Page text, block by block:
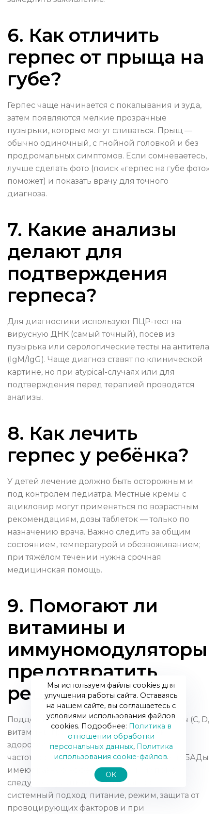
6. Как отличить
герпес от прыща на
губе?
Герпес чаще начинается с покалывания и зуда,
затем появляются мелкие прозрачные
пузырьки, которые могут сливаться. Прыщ —
обычно одиночный, с гнойной головкой и без
продромальных симптомов. Если сомневаетесь,
лучше сделать фото (поиск «герпес на губе фото»
поможет) и показать врачу для точного
диагноза.
7. Какие анализы
делают для
подтверждения
герпеса?
Для диагностики используют ПЦР-тест на
вирусную ДНК (самый точный), посев из
пузырька или серологические тесты на антитела
(IgM/IgG). Чаще диагноз ставят по клинической
картине, но при atypical-случаях или для
подтверждения перед терапией проводятся
анализы.
8. Как лечить
герпес у ребёнка?
У детей лечение должно быть осторожным и
под контролем педиатра. Местные кремы с
ацикловир могут применяться по возрастным
рекомендациям, дозы таблеток — только по
назначению врача. Важно следить за общим
состоянием, температурой и обезвоживанием;
при тяжёлом течении нужна срочная
медицинская помощь.
9. Помогают ли
витамины и
иммуномодуляторы
предотвратить
рецидивы?
Поддержание иммунитета через витамины (C, D,
витамины группы B), минералы (цинк),
здоровое питание и сон помогает снизить
частоту рецидивов. Иммуномодуляторы и БАДы
имеют разную эффективность, и их приём
следует обсудить с врачом. Главное —
системный подход: питание, режим, защита от
провоцирующих факторов и при
Мы используем файлы cookies для
улучшения работы сайта. Оставаясь
на нашем сайте, вы соглашаетесь с
условиями использования файлов
cookies. Подробнее: Политика в
отношении обработки
персональных данных, Политика
использования сookie-файлов.
ОК